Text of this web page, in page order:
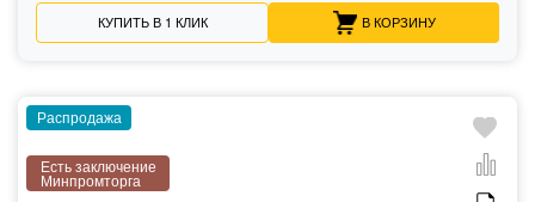
КУПИТЬ В 1 КЛИК В КОРЗИНУ
Распродажа
Есть заключение
Минпромторга